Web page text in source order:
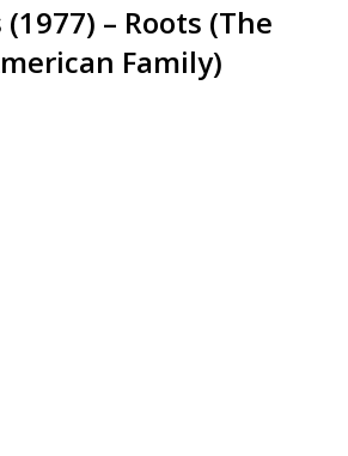
– Roots (The
Family)